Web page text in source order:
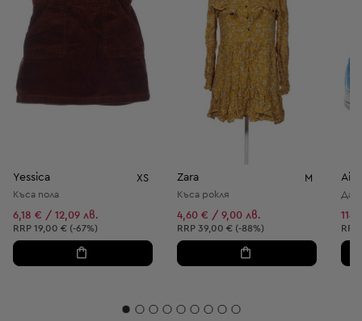
Yessica XS
Къса пола
6,18 € / 12,09 лв.
Препоръчителна цена:
RRP 19,00 € (-67%)
Zara M
Къса рокля
4,60 € / 9,00 лв.
Препоръчителна цена:
RRP 39,00 € (-88%)
Air
RRP